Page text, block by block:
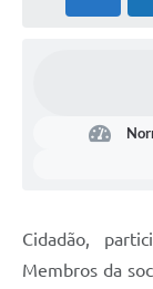
Cidadão,
Membros da